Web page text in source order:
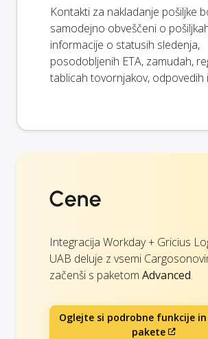
Kontakti za nakladanje pošiljke
samodejno obveščeni o
informacije o statusih sledenja,
posodobljenih ETA, zamudah,
tablicah tovornjakov, odpovedih
Cene
Integracija Workday + Gricius
UAB deluje z vsemi
začenši s paketom Advanced.
Oglejte si podrobne funkcije in
pakete